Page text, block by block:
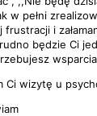
w pełni
i
będzie Ci
Ci wizytę u